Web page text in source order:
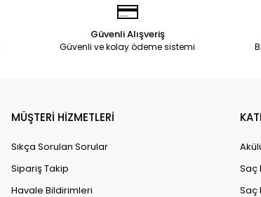
Güvenli Alışveriş
Güvenli ve kolay ödeme sistemi
MÜŞTERİ HİZMETLERİ
Sıkça Sorulan Sorular
Sipariş Takip
Havale Bildirimleri
Saç
Saç